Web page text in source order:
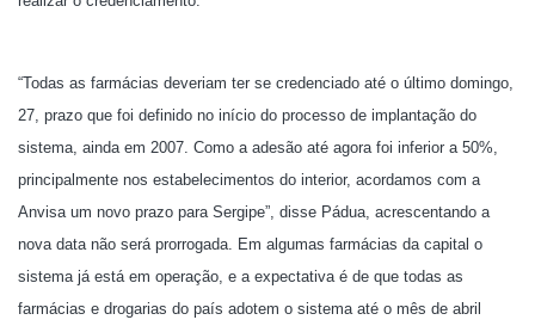
“Todas as farmácias deveriam ter se credenciado até o último domingo,
27, prazo que foi definido no início do processo de implantação do
sistema, ainda em 2007. Como a adesão até agora foi inferior a 50%,
principalmente nos estabelecimentos do interior, acordamos com a
Anvisa um novo prazo para Sergipe”, disse Pádua, acrescentando a
nova data não será prorrogada. Em algumas farmácias da capital o
sistema já está em operação, e a expectativa é de que todas as
farmácias e drogarias do país adotem o sistema até o mês de abril